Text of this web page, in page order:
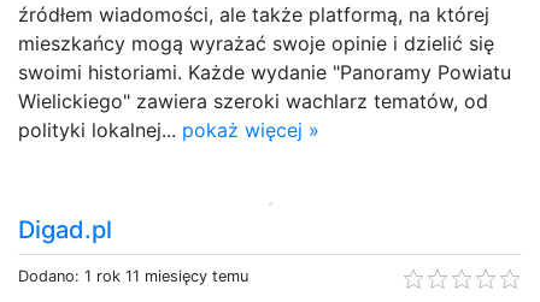
źródłem wiadomości, ale także platformą, na której
mieszkańcy mogą wyrażać swoje opinie i dzielić się
swoimi historiami. Każde wydanie "Panoramy Powiatu
Wielickiego" zawiera szeroki wachlarz tematów, od
polityki lokalnej... pokaż więcej »
Digad.pl
Dodano: 1 rok 11 miesięcy temu